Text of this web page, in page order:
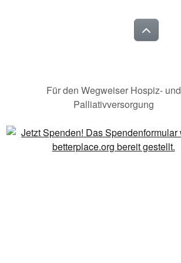
Für den Wegweiser Hospiz- und
Palliativversorgung